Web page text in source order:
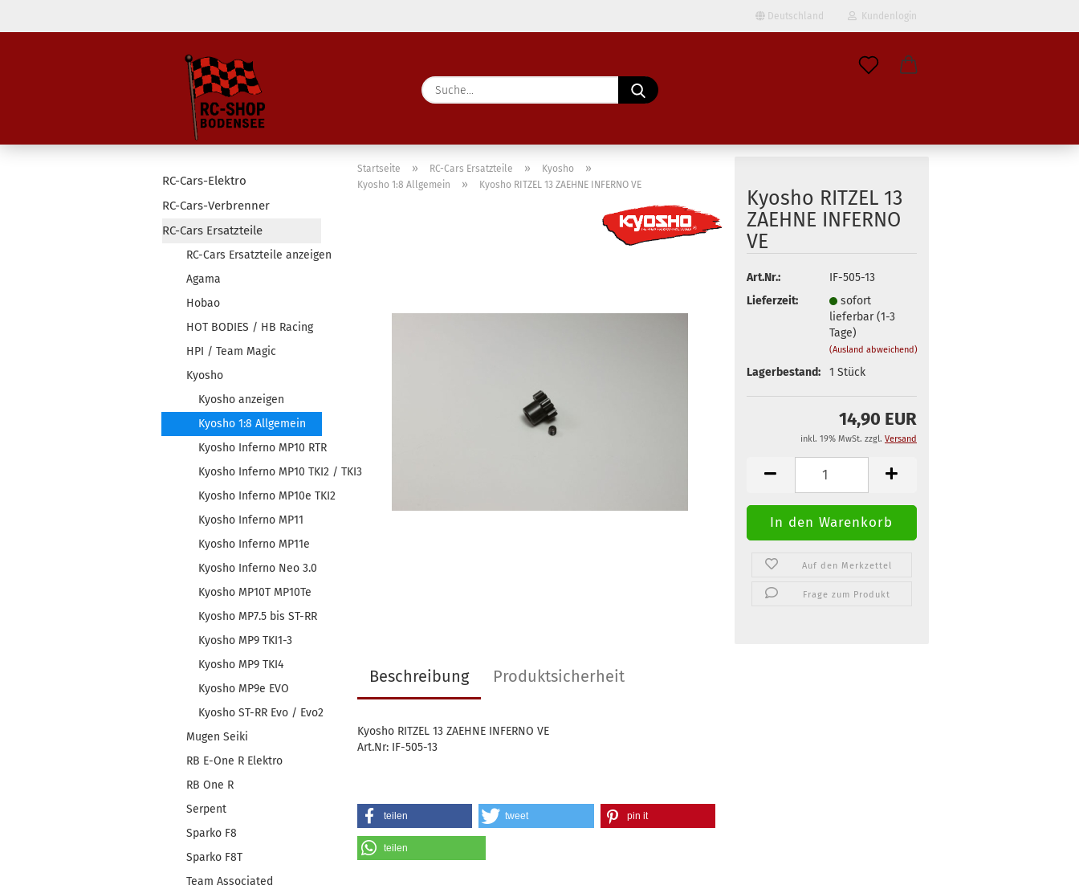
Deutschland Kundenlogin
Passwort
Konto erstellen
Suche...
Startseite » RC-Cars Ersatzteile » Kyosho »
Kyosho 1:8 Allgemein » Kyosho RITZEL 13 ZAEHNE INFERNO VE
Kyosho RITZEL 13
ZAEHNE INFERNO
VE
Art.Nr.:
IF-505-13
Lieferzeit:
sofort
lieferbar (1-3
Tage)
(Ausland abweichend)
Lagerbestand: 1Stück
14,90 EUR
inkl. 19% MwSt. zzgl. Versand
Auf den Merkzettel
Frage zum Produkt
Beschreibung Produktsicherheit
Kyosho RITZEL 13 ZAEHNE INFERNO VE
Art.Nr: IF-505-13
teilen tweet pin it
teilen
RC-Cars-Elektro
RC-Cars-Verbrenner
RC-Cars Ersatzteile
RC-Cars Ersatzteile anzeigen
Agama
Hobao
HOT BODIES / HB Racing
HPI / Team Magic
Kyosho
Kyosho anzeigen
Kyosho 1:8 Allgemein
Kyosho Inferno MP10 RTR
Kyosho Inferno MP10 TKI2 / TKI3
Kyosho Inferno MP10e TKI2
Kyosho Inferno MP11
Kyosho Inferno MP11e
Kyosho Inferno Neo 3.0
Kyosho MP10T MP10Te
Kyosho MP7.5 bis ST-RR
Kyosho MP9 TKI1-3
Kyosho MP9 TKI4
Kyosho MP9e EVO
Kyosho ST-RR Evo / Evo2
Mugen Seiki
RB E-One R Elektro
RB One R
Serpent
Sparko F8
Sparko F8T
Team Associated